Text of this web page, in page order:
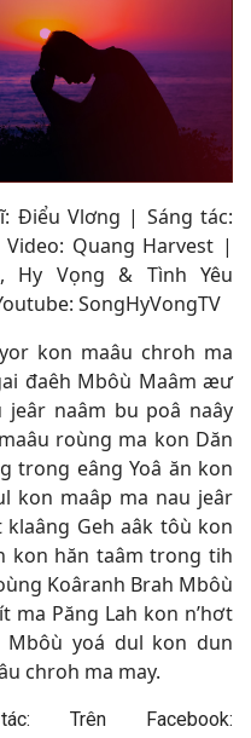
Điểu Vlơng | Sáng tác:
Quang Harvest |
Hy Vọng & Tình Yêu
SongHyVongTV
kon maâu chroh ma
đaêh Mbôù Maâm æư
naâm bu poâ naây
roùng ma kon Dăn
trong eâng Yoâ ăn kon
kon maâp ma nau jeâr
Geh aâk tôù kon
kon hăn taâm trong tih
Koâranh Brah Mbôù
ma Păng Lah kon n’hơt
yoá dul kon dun
chroh ma may.
Trên Facebook: